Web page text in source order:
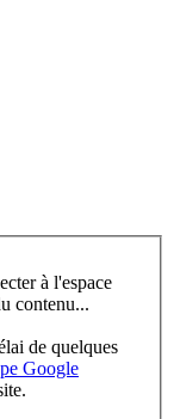
à l'espace
contenu...
de quelques
Google